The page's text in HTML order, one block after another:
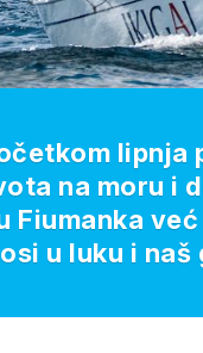
lipnja
na moru i
Fiumanka već
u luku i naš